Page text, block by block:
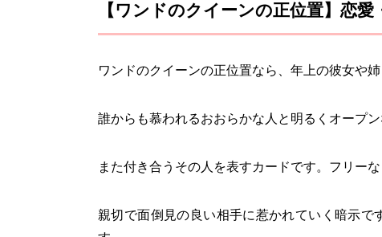
【ワンドのクイーンの正位置】恋愛
ワンドのクイーンの正位置なら、年上の彼女や
誰からも慕われるおおらかな人と明るくオープ
また付き合うその人を表すカードです。フリー
親切で面倒見の良い相手に惹かれていく暗示で